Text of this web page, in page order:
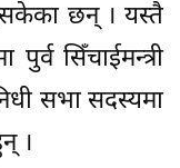
छन् । यस्तै
सिँचाईमन्त्री
सभा सदस्यमा
।